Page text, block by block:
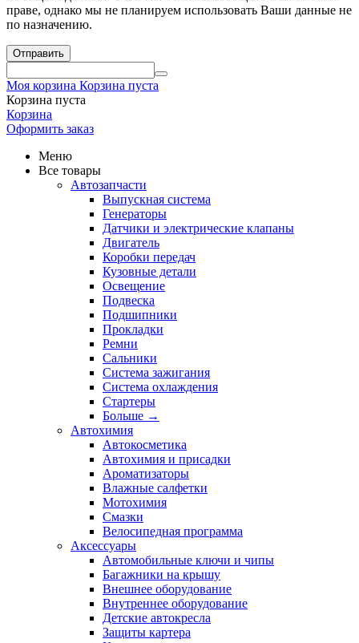
праве, однако мы не планируем использовать Ваши данные не
по назначению.
Отправить
Моя корзина Корзина пуста
Корзина пуста
Корзина
Оформить заказ
Меню
Все товары
Автозапчасти
Выпускная система
Генераторы
Датчики и электрические клапаны
Двигатель
Коробки передач
Кузовные детали
Освещение
Подвеска
Подшипники
Прокладки
Ремни
Сальники
Система зажигания
Система охлаждения
Стартеры
Больше →
Автохимия
Автокосметика
Автохимия и присадки
Ароматизаторы
Влажные салфетки
Мотохимия
Смазки
Велосипедная программа
Аксессуары
Автомобильные ключи и чипы
Багажники на крышу
Внешнее оборудование
Внутреннее оборудование
Детские автокресла
Защиты картера